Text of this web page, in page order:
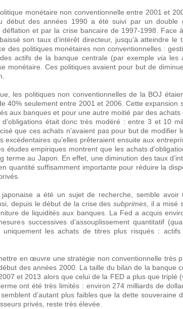
monétaire non conventionnelle entre 2001 et
début des années 1990 a été suivi par un double
et par la crise bancaire de 1997-1998. Face
son taux d’intérêt directeur, jusqu’à atteindre le
des politiques monétaires non conventionnelles :
actifs de la banque centrale (par exemple via les
monétaire. Ces politiques avaient pour but de
les politiques non conventionnelles de la BOJ
40% seulement entre 2001 et 2006. Cette expansion
aux banques et pour une autre moitié par des achats
était donc très modéré : entre 3 et 10
que ces achats n’avaient pas pour but de modifier
excédentaires qu’elles prêteraient ensuite aux
études empiriques montrent que les achats
terme au Japon. En effet, une diminution des taux
quantité suffisamment importante pour réduire la
a été un sujet de recherche, semble avoir
depuis le début de la crise des subprimes, il a misé
de liquidités aux banques. La Fed a acquis
successives d’assouplissement quantitatif (
uniquement les achats de titres plus risqués :
en œuvre une stratégie non conventionnelle très
des années 2000. La taille du bilan de la banque
et 2013 alors que celui de la FED a plus que triplé
ont été très limités : environ 274 milliards de
d’autant plus faibles que la dette souveraine
privés, reste très élevée.